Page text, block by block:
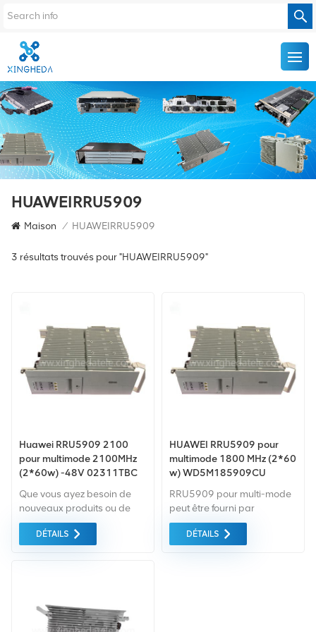
HUAWEIRRU5909
Maison / HUAWEIRRU5909
3 résultats trouvés pour "HUAWEIRRU5909"
Huawei RRU5909 2100
pour multimode 2100MHz
(2*60w) -48V 02311TBC
Que vous ayez besoin de
nouveaux produits ou de
produits rénovés, il faut une
approche globale Garantie
achetons uniquement des
. Tout cela est fourni au
meilleur prix possible.
DÉTAILS
HUAWEI RRU5909 pour
multimode 1800 MHz (2*60
w) WD5M185909CU
RRU5909 pour multi-mode
peut être fourni par
Xingheda de bonne qualité
et prix bas, délai de livraison
DÉTAILS